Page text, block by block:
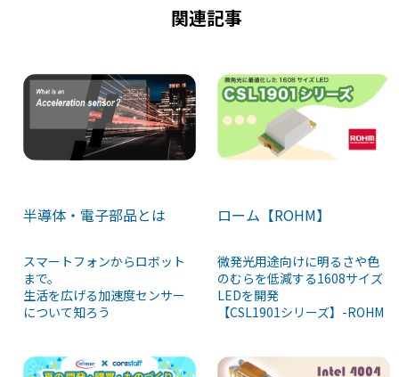
関連記事
半導体・電子部品とは
スマートフォンからロボット
まで。
生活を広げる加速度センサー
について知ろう
ローム【ROHM】
微発光用途向けに明るさや色
のむらを低減する1608サイズ
LEDを開発
【CSL1901シリーズ】-ROHM